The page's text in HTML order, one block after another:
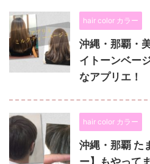
hair color カラー
沖縄・那覇・
イトーンベー
なアプリエ！
hair color カラー
沖縄・那覇 た